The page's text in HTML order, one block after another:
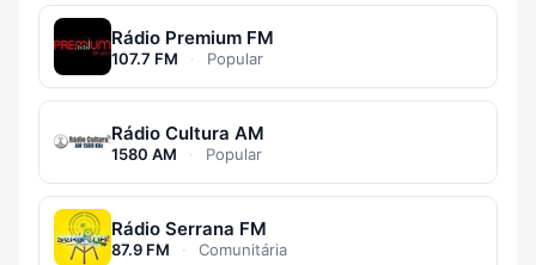
Rádio Premium FM
107.7 FM · Popular
Rádio Cultura AM
1580 AM · Popular
Rádio Serrana FM
87.9 FM · Comunitária